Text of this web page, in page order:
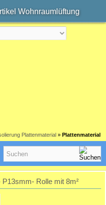
Wohnraumlüftung
Plattenmaterial » Plattenmaterial
Rolle mit 8m²